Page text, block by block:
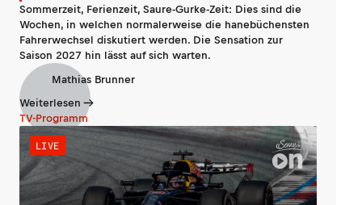
Sommerzeit, Ferienzeit, Saure-Gurke-Zeit: Dies sind die
Wochen, in welchen normalerweise die hanebüchensten
Fahrerwechsel diskutiert werden. Die Sensation zur
Saison 2027 hin lässt auf sich warten.
Mathias Brunner
Weiterlesen
TV-Programm
LIVE